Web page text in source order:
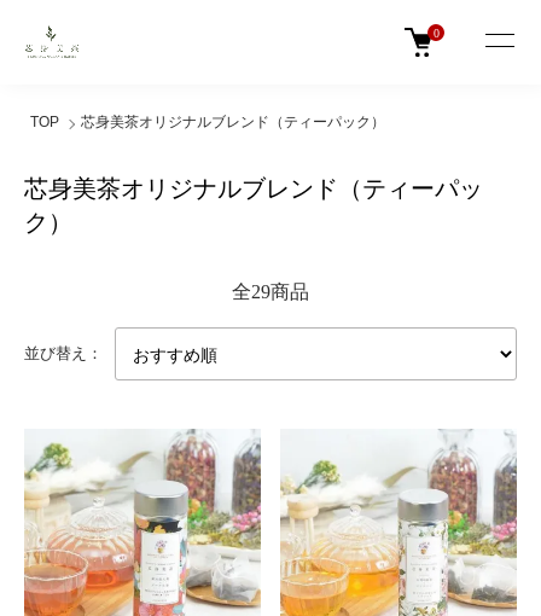
0
TOP 芯身美茶オリジナルブレンド（ティーパック）
芯身美茶オリジナルブレンド（ティーパッ
ク）
全29商品
並び替え：